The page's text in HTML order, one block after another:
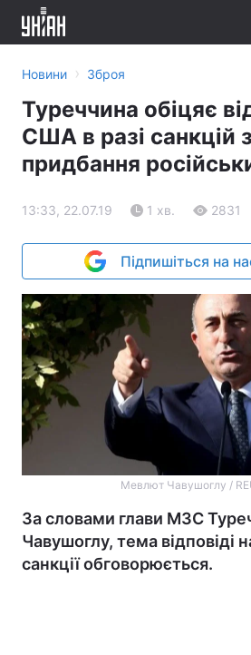
Новини › Зброя
Туреччина обіцяє
США в разі санкцій
придбання
13:33, 22.07.19 1 хв. 2831
Підпишіться на
Мевлют Чавушоглу /
За словами глави МЗС
Чавушоглу, тема відповіді
санкції обговорюється.